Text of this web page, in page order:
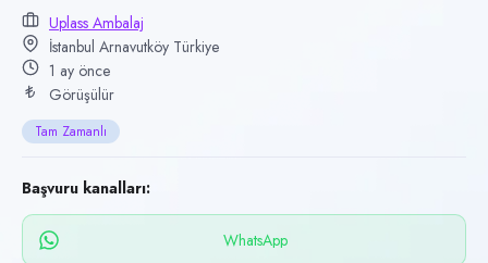
2 Ekim 2026
Başvuru kanalları
WhatsApp, Telefon
UPLASS Ambalaj , İstanbul Arnavutköy Ömerli bölgesinde hizmet
Uplass Ambalaj
İstanbul Arnavutköy Türkiye
1 ay önce
Görüşülür
Tam Zamanlı
Başvuru kanalları:
WhatsApp